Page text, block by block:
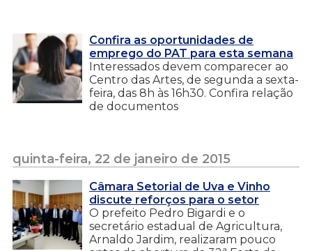
Confira as oportunidades de
emprego do PAT para esta semana
Interessados devem comparecer ao
Centro das Artes, de segunda a sexta-
feira, das 8h às 16h30. Confira relação
de documentos
quinta-feira, 22 de janeiro de 2015
Câmara Setorial de Uva e Vinho
discute reforços para o setor
O prefeito Pedro Bigardi e o
secretário estadual de Agricultura,
Arnaldo Jardim, realizaram pouco